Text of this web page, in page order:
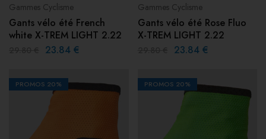
Gammes Cyclisme
Gants vélo été French
white X-TREM LIGHT 2.22
23.84 €
Gammes Cyclisme
Gants vélo été Rose Fluo
X-TREM LIGHT 2.22
23.84 €
PROMOS 20% PROMOS 20%